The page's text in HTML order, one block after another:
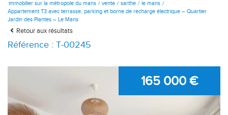
immobilier sur la métropole du mans vente sarthe
le mans
Appartement T3 avec terrasse, parking et borne de recharge électrique – Quartier
Jardin des Plantes – Le Mans
Retour aux résultats
Référence : T-00245
165 000 €